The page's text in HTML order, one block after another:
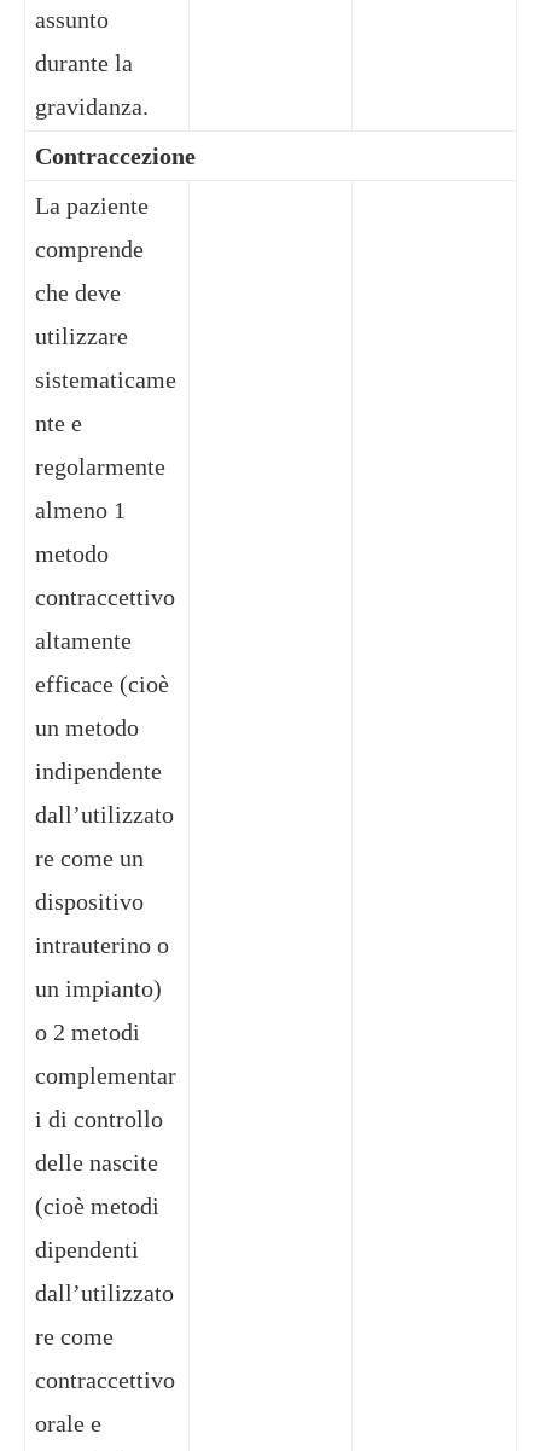
assunto
durante la
gravidanza.
Contraccezione
La paziente
comprende
che deve
utilizzare
sistematicame
nte e
regolarmente
almeno 1
metodo
contraccettivo
altamente
efficace (cioè
un metodo
indipendente
dall’utilizzato
re come un
dispositivo
intrauterino o
un impianto)
o 2 metodi
complementar
i di controllo
delle nascite
(cioè metodi
dipendenti
dall’utilizzato
re come
contraccettivo
orale e